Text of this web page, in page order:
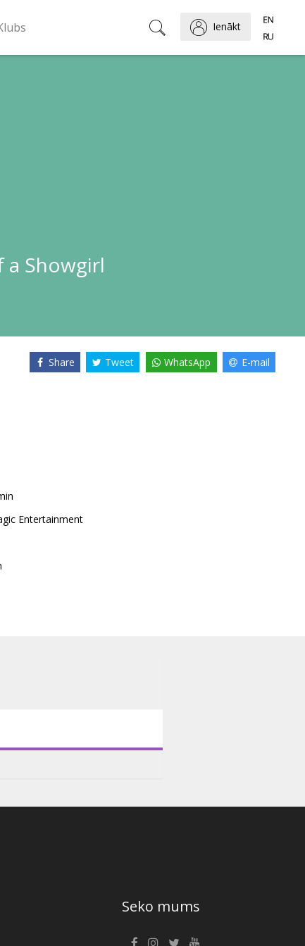
Ienākt
a Showgirl
Share Tweet WhatsApp E-mail
Entertainment
Seko mums